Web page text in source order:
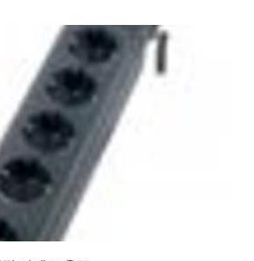
Timer adds a timer to the iPod
http://www.artamata.com 타이머를 동
이머를 지정하시고 Start를 누르시면 지정된
니다. 총평: 지정된 시간동안 재생을 해줍니